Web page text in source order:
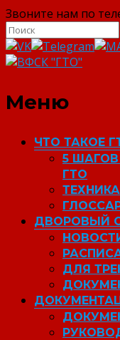
Звоните нам по
ВФСК "ГТО"
Меню
ЧТО ТАКОЕ
5
ГТО
ДВОРОВЫЙ
ДЛЯ